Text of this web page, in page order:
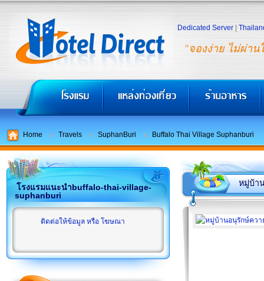
"จองง่าย ไม่ผ่าน
Dedicated Server
Home Travels SuphanBuri Buffalo Thai Village Suphanburi
โรงแรมแนะนำbuffalo-thai-village-
suphanburi
ติดต่อให้ข้อมูล หรือ โฆษณา
หมู่บ้า